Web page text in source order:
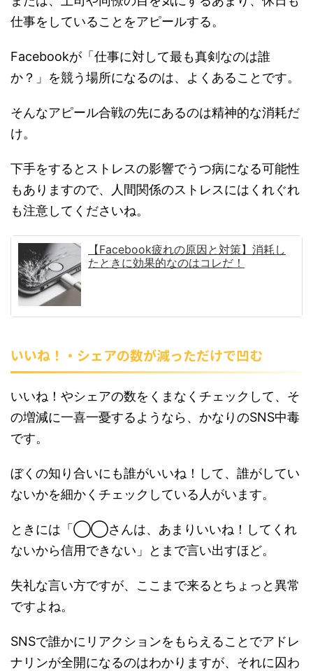
仕事をしていることをアピールする。
Facebookが「仕事に対して最も真剣なのは誰
か？」を競う場所になるのは、よくあることです。
そんなアピール合戦の先にあるのは精神的な消耗だ
け。
下手をするとストレスの影響でうつ病になる可能性
もありますので、人間関係のストレスにはくれぐれ
も注意してくださいね。
【Facebook疲れの原因と対策】消耗し
たときに効果的なのはコレだ！
いいね！・シェアの数が減っただけで凹む
いいね！やシェアの数をくまなくチェックして、そ
の増減に一喜一憂するようなら、かなりのSNS中毒
です。
ぼくの知り合いにも誰がいいね！して、誰がしてい
ないかを細かくチェックしている人がいます。
ときには「◯◯さんは、あまりいいね！してくれ
ないから信用できない」とまで言い出すほど。
失礼な言い方ですが、ここまで来るとちょっと異常
ですよね。
SNSで誰かにリアクションをもらえることでアドレ
ナリンが全開になるのはわかりますが、それに囚わ